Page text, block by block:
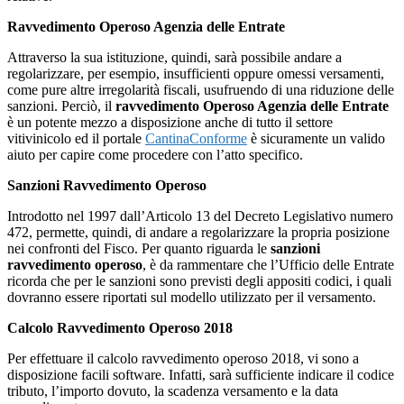
Ravvedimento Operoso Agenzia delle Entrate
Attraverso la sua istituzione, quindi, sarà possibile andare a
regolarizzare, per esempio, insufficienti oppure omessi versamenti,
come pure altre irregolarità fiscali, usufruendo di una riduzione delle
sanzioni. Perciò, il ravvedimento Operoso Agenzia delle Entrate
è un potente mezzo a disposizione anche di tutto il settore
vitivinicolo ed il portale CantinaConforme è sicuramente un valido
aiuto per capire come procedere con l’atto specifico.
Sanzioni Ravvedimento Operoso
Introdotto nel 1997 dall’Articolo 13 del Decreto Legislativo numero
472, permette, quindi, di andare a regolarizzare la propria posizione
nei confronti del Fisco. Per quanto riguarda le sanzioni
ravvedimento operoso, è da rammentare che l’Ufficio delle Entrate
ricorda che per le sanzioni sono previsti degli appositi codici, i quali
dovranno essere riportati sul modello utilizzato per il versamento.
Calcolo Ravvedimento Operoso 2018
Per effettuare il calcolo ravvedimento operoso 2018, vi sono a
disposizione facili software. Infatti, sarà sufficiente indicare il codice
tributo, l’importo dovuto, la scadenza versamento e la data